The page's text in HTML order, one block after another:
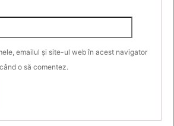
emailul și site-ul web în acest navigator
o să comentez.